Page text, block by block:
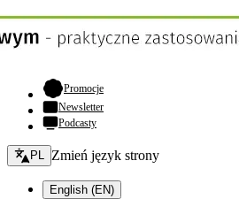
Promocje- otwiera się w nowej karcie
Newsletter
Podcasty
Zmień język - bieżący:
PL Zmień język strony
English (EN)